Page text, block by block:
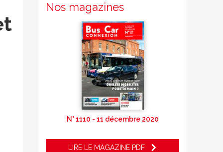
Nos magazines
N° 1110 - 11 décembre 2020
LIRE LE MAGAZINE PDF